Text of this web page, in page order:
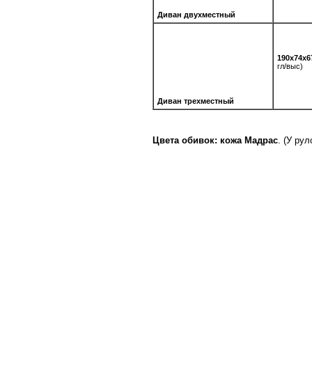
Диван двухместный
Диван трехместный
гл/выс)
Цвета обивок: кожа Мадрас. (У